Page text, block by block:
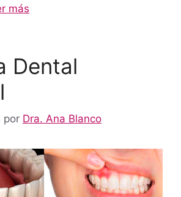
más
Dental
por Dra. Ana Blanco